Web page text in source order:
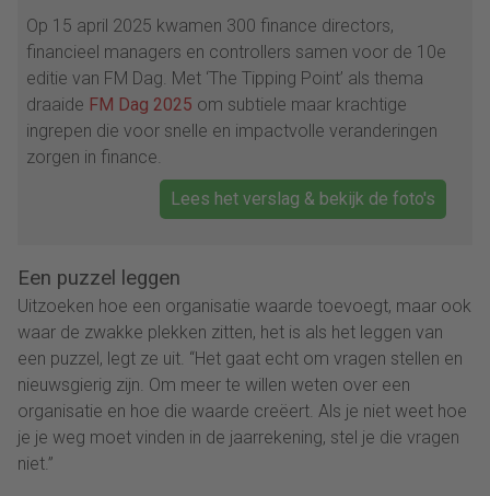
Op 15 april 2025 kwamen 300 finance directors,
financieel managers en controllers samen voor de 10e
editie van FM Dag. Met ‘The Tipping Point’ als thema
draaide FM Dag 2025 om subtiele maar krachtige
ingrepen die voor snelle en impactvolle veranderingen
zorgen in finance.
Lees het verslag & bekijk de foto's
Een puzzel leggen
Uitzoeken hoe een organisatie waarde toevoegt, maar ook
waar de zwakke plekken zitten, het is als het leggen van
een puzzel, legt ze uit. “Het gaat echt om vragen stellen en
nieuwsgierig zijn. Om meer te willen weten over een
organisatie en hoe die waarde creëert. Als je niet weet hoe
je je weg moet vinden in de jaarrekening, stel je die vragen
niet.”